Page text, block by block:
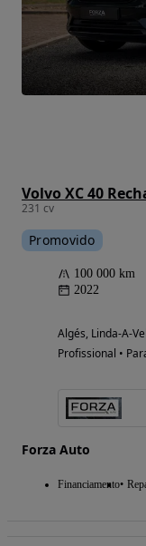
231 cv
Promovido
100 000 km
2022
Algés, Linda-A-
Profissional •
Forza Auto
Financiamento